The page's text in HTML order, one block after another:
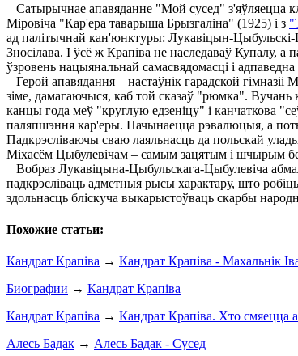
Сатырычнае апавяданне "Мой сусед" з'яўляецца
Міровіча "Кар'ера таварыша Брызгаліна" (1925) і з
ад палітычнай кан'юнктуры: Лукавіцын-Цыбульскі-
Зносілава. І ўсё ж Крапіва не наследаваў Купалу, а
ўзровень нацыянальнай самасвядомасці і
Герой апавядання – настаўнік гарадской
зіме, дамагаючыся, каб той сказаў "рюмка".
канцы года меў "круглую едзеніцу" і канчаткова
паляпшэння кар'еры. Пачынаецца рэвалюцыя, а
Падкрэсліваючы сваю лаяльнасць да польскай
Міхасём Цыбулевічам – самым зацятым і шчырым
Вобраз Лукавіцына-Цыбульскага-Цыбулевіча
падкрэсліваць адметныя рысы характару, што
здольнасць бліскуча выкарыстоўваць скарбы
Похожие статьи:
Кандрат Крапіва → Кандрат Крапіва - Махальнік
Биографии → Кандрат Крапіва
Кандрат Крапіва → Кандрат Крапіва. Хто смяецца
Алесь Бадак → Алесь Бадак - Сусед